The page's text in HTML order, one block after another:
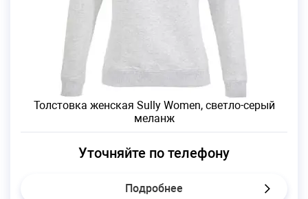
Толстовка женская Sully Women, светло-серый
меланж
Уточняйте по телефону
Подробнее